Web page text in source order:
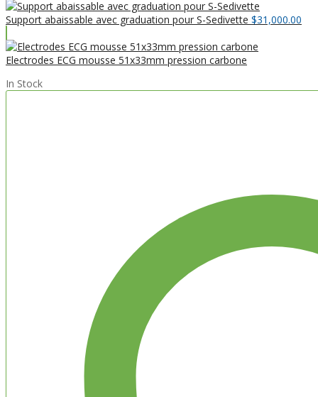
Support abaissable avec graduation pour S-Sedivette $31,000.00
Electrodes ECG mousse 51x33mm pression carbone
In Stock